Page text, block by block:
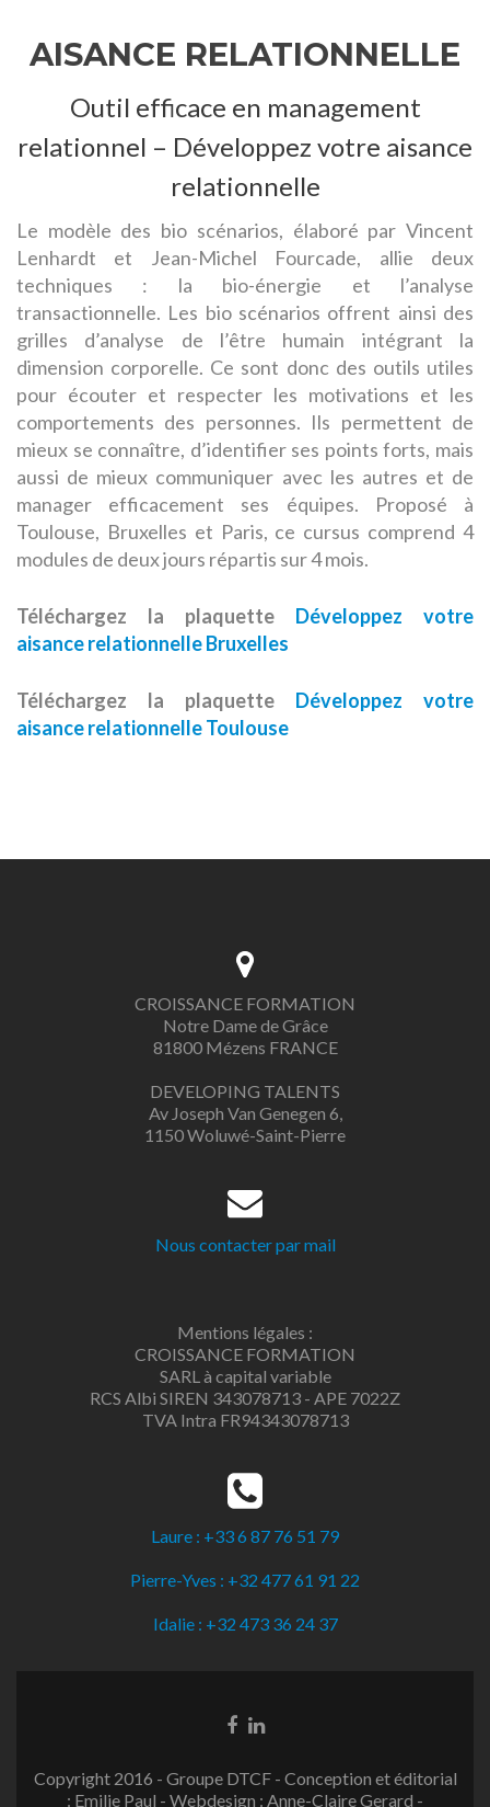
AISANCE RELATIONNELLE
Outil efficace en management
relationnel – Développez votre aisance
relationnelle
Le modèle des bio scénarios, élaboré par Vincent
Lenhardt et Jean-Michel Fourcade, allie deux
techniques : la bio-énergie et l’analyse
transactionnelle. Les bio scénarios offrent ainsi des
grilles d’analyse de l’être humain intégrant la
dimension corporelle. Ce sont donc des outils utiles
pour écouter et respecter les motivations et les
comportements des personnes. Ils permettent de
mieux se connaître, d’identifier ses points forts, mais
aussi de mieux communiquer avec les autres et de
manager efficacement ses équipes. Proposé à
Toulouse, Bruxelles et Paris, ce cursus comprend 4
modules de deux jours répartis sur 4 mois.
Téléchargez la plaquette Développez votre
aisance relationnelle Bruxelles
Téléchargez la plaquette Développez votre
aisance relationnelle Toulouse
CROISSANCE FORMATION
Notre Dame de Grâce
81800 Mézens FRANCE
DEVELOPING TALENTS
Av Joseph Van Genegen 6,
1150 Woluwé-Saint-Pierre
Nous contacter par mail
Mentions légales :
CROISSANCE FORMATION
SARL à capital variable
RCS Albi SIREN 343078713 - APE 7022Z
TVA Intra FR94343078713
Laure : +33 6 87 76 51 79
Pierre-Yves : +32 477 61 91 22
Idalie : +32 473 36 24 37
Copyright 2016 - Groupe DTCF - Conception et éditorial
: Emilie Paul - Webdesign : Anne-Claire Gerard -